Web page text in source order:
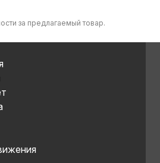
за предлагаемый товар.